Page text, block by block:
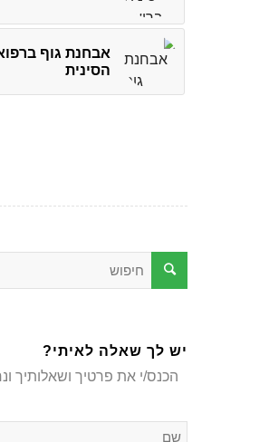
אבחנת גוף
הסינית
יש לך שאלה לאיתי?
הכנס/י את פרטיך ושאלותיך